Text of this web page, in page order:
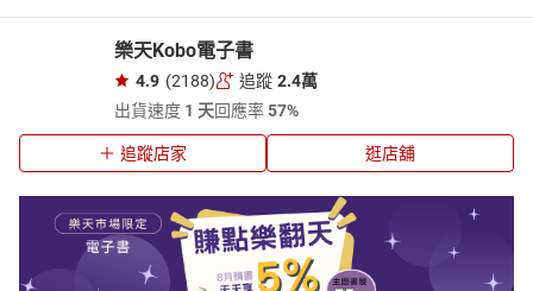
樂天Kobo電子書
4.9 (2188) 追蹤 2.4萬
出貨速度 1 天回應率57%
追蹤店家 逛店舖